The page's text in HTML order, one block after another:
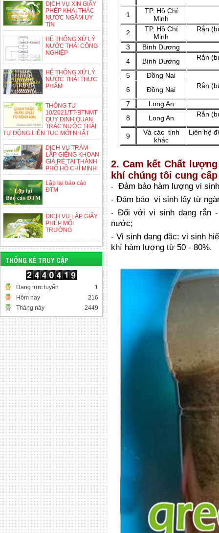
DỊCH VỤ XIN GIẤY
PHÉP KHAI THÁC
NƯỚC NGẦM UY
TÍN
HỆ THỐNG XỬ LÝ
NƯỚC THẢI CÔNG
NGHIỆP
HỆ THỐNG XỬ LÝ
NƯỚC THẢI THỰC
PHẨM
THÔNG TƯ
10/2021/TT-BTNMT
QUY ĐỊNH QUAN
TRẮC NƯỚC THẢI
TỰ ĐỘNG LIÊN TỤC MỚI NHẤT
DỊCH VỤ TRÁM
LẤP GIẾNG KHOAN
GIÁ RẺ TẠI THÀNH
PHỐ HỒ CHÍ MINH
Lập lại báo cáo
ĐTM
DỊCH VỤ LẬP GIẤY
PHÉP MÔI
TRƯỜNG
THỐNG KÊ TRUY CẬP
Đang trực tuyến
1
Hôm nay
216
Tháng này
2449
1
TP. Hồ Chí
Minh
2
TP. Hồ Chí
Minh
Rắn
3
Bình Dương
4
Bình Dương Rắn
5
Đồng Nai
6
Đồng Nai Rắn
7
Long An
8
Long An Rắn
9
Và các tỉnh
khác
Liên hệ
2. Cam kết Chất
khí chúng tôi cung cấp
-
Đảm bảo hàm lượng vi
- Đảm bảo vi sinh lấy từ
- Đối với vi sinh dạng rắn
nước;
- Vi sinh dạng đặc: vi sinh
khí hàm lượng từ 50 - 80%.